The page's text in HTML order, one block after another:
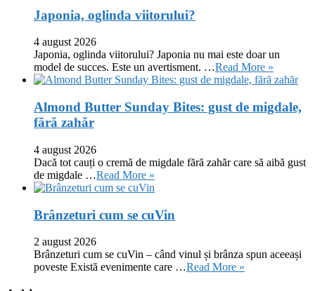
Japonia, oglinda viitorului?
4 august 2026
Japonia, oglinda viitorului? Japonia nu mai este doar un
model de succes. Este un avertisment. …Read More »
Almond Butter Sunday Bites: gust de migdale,
fără zahăr
4 august 2026
Dacă tot cauți o cremă de migdale fără zahăr care să aibă gust
de migdale …Read More »
Brânzeturi cum se cuVin
2 august 2026
Brânzeturi cum se cuVin – când vinul și brânza spun aceeași
poveste Există evenimente care …Read More »